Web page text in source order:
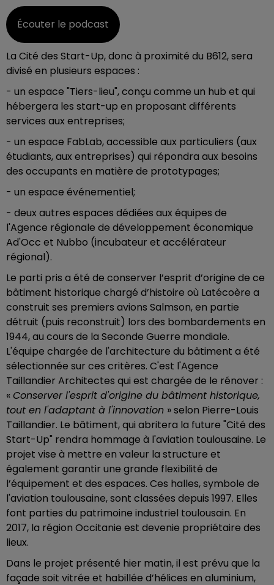
Écouter le podcast
La Cité des Start-Up, donc à proximité du B612, sera
divisé en plusieurs espaces :
- un espace "Tiers-lieu", conçu comme un hub et qui
hébergera les start-up en proposant différents
services aux entreprises;
- un espace FabLab, accessible aux particuliers (aux
étudiants, aux entreprises) qui répondra aux besoins
des occupants en matière de prototypages;
- un espace événementiel;
- deux autres espaces dédiées aux équipes de
l'Agence régionale de développement économique
Ad'Occ et Nubbo (incubateur et accélérateur
régional).
Le parti pris a été de conserver l’esprit d’origine de ce
bâtiment historique chargé d’histoire où Latécoère a
construit ses premiers avions Salmson, en partie
détruit (puis reconstruit) lors des bombardements en
1944, au cours de la Seconde Guerre mondiale.
L'équipe chargée de l'architecture du bâtiment a été
sélectionnée sur ces critères. C'est l'Agence
Taillandier Architectes qui est chargée de le rénover :
«Conserver l'esprit d'origine du bâtiment historique,
tout en l'adaptant à l'innovation » selon Pierre-Louis
Taillandier. Le bâtiment, qui abritera la future "Cité des
Start-Up" rendra hommage à l'aviation toulousaine. Le
projet vise à mettre en valeur la structure et
également garantir une grande flexibilité de
l’équipement et des espaces. Ces halles, symbole de
l'aviation toulousaine, sont classées depuis 1997. Elles
font parties du patrimoine industriel toulousain. En
2017, la région Occitanie est devenie propriétaire des
lieux.
Dans le projet présenté hier matin, il est prévu que la
façade soit vitrée et habillée d’hélices en aluminium,